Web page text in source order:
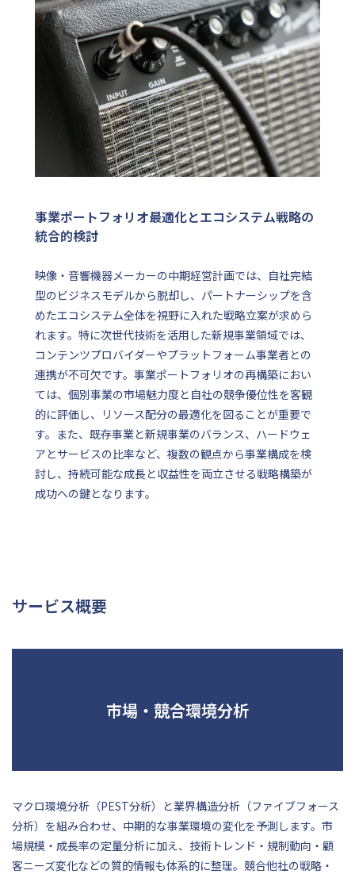
事業ポートフォリオ最適化とエコシステム戦略の
統合的検討
映像・音響機器メーカーの中期経営計画では、自社完結
型のビジネスモデルから脱却し、パートナーシップを含
めたエコシステム全体を視野に入れた戦略立案が求めら
れます。特に次世代技術を活用した新規事業領域では、
コンテンツプロバイダーやプラットフォーム事業者との
連携が不可欠です。事業ポートフォリオの再構築におい
ては、個別事業の市場魅力度と自社の競争優位性を客観
的に評価し、リソース配分の最適化を図ることが重要で
す。また、既存事業と新規事業のバランス、ハードウェ
アとサービスの比率など、複数の観点から事業構成を検
討し、持続可能な成長と収益性を両立させる戦略構築が
成功への鍵となります。
サービス概要
市場・競合環境分析
マクロ環境分析（PEST分析）と業界構造分析（ファイブフォース
分析）を組み合わせ、中期的な事業環境の変化を予測します。市
場規模・成長率の定量分析に加え、技術トレンド・規制動向・顧
客ニーズ変化などの質的情報も体系的に整理。競合他社の戦略・